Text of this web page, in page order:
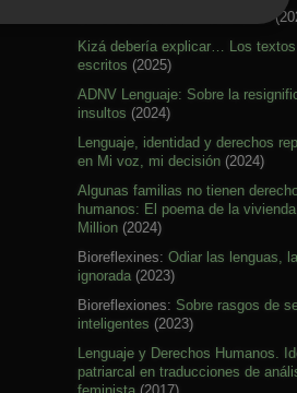
Kizá debería explicar… Los
escritos (2025)
ADNV Lenguaje: Sobre la
insultos (2024)
Lenguaje, identidad y derechos
en Mi voz, mi decisión (2024)
Algunas familias no tienen
humanos: El poema de la
Million (2024)
Bioreflexines: Odiar las lenguas,
ignorada (2023)
Bioreflexiones: Sobre rasgos de
inteligentes (2023)
Lenguaje y Derechos Humanos.
patriarcal en traducciones de